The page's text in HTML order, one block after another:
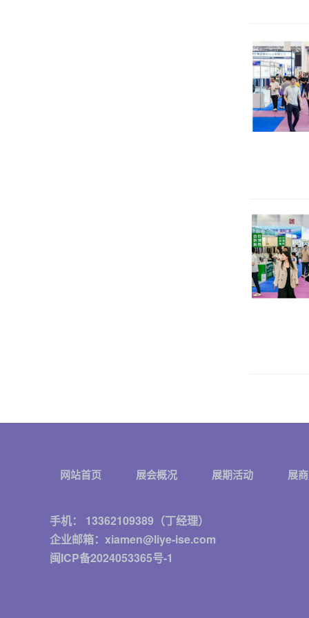
网站首页 展会概况 展期活动 展
手机： 13362109389（丁经理）
企业邮箱：xiamen@liye-ise.com
闽ICP备2024053365号-1